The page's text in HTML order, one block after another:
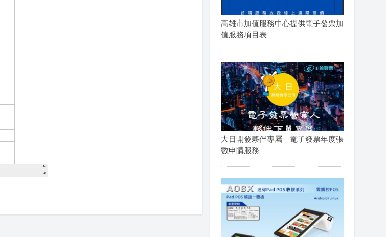
高雄市加值服務中心提供電子發票加
值服務項目表
大日開發夥伴專屬｜電子發票年度張
數申購服務